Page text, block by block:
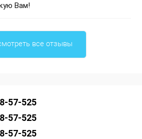
Вам!
все отзывы
57-525
57-525
57-525